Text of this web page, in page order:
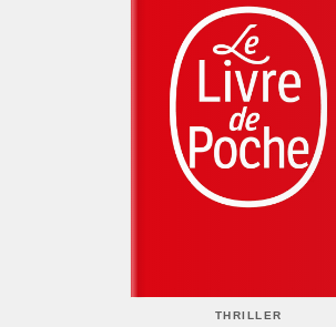
THRILLER